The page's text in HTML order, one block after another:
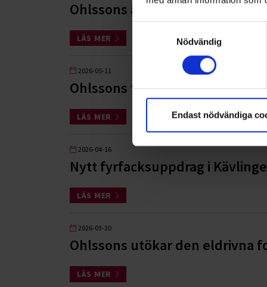
Nödvändig
Endast nödvändiga
Ohlssons är entreprenör i
LÄS MER
2026-05-11
Ohlssons tilldelas Stora
LÄS MER
2026-04-16
Nytt fyrfacksuppdrag i
LÄS MER
2026-03-30
Ohlssons utökar den eldrivna
LÄS MER